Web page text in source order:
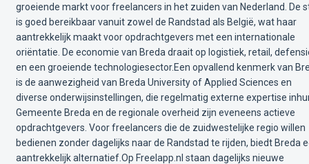
groeiende markt voor freelancers in het zuiden van Nederland. De
is goed bereikbaar vanuit zowel de Randstad als België, wat haar
aantrekkelijk maakt voor opdrachtgevers met een internationale
oriëntatie. De economie van Breda draait op logistiek, retail,
en een groeiende technologiesector.Een opvallend kenmerk van
is de aanwezigheid van Breda University of Applied Sciences en
diverse onderwijsinstellingen, die regelmatig externe expertise
Gemeente Breda en de regionale overheid zijn eveneens actieve
opdrachtgevers. Voor freelancers die de zuidwestelijke regio willen
bedienen zonder dagelijks naar de Randstad te rijden, biedt Breda
aantrekkelijk alternatief.Op Freelapp.nl staan dagelijks nieuwe